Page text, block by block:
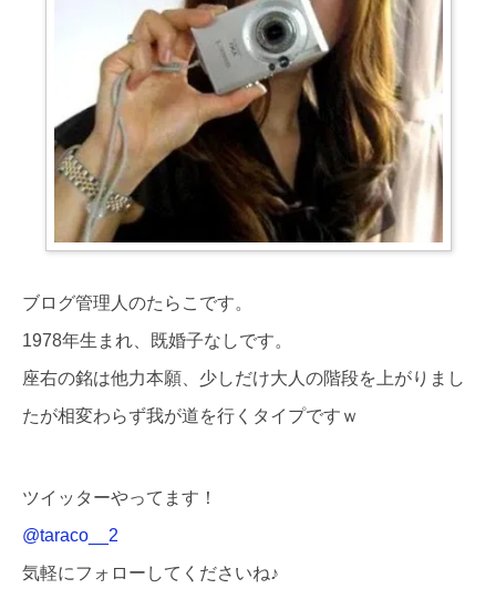
ブログ管理人のたらこです。
1978年生まれ、既婚子なしです。
座右の銘は他力本願、少しだけ大人の階段を上がりまし
たが相変わらず我が道を行くタイプですｗ
ツイッターやってます！
@taraco__2
気軽にフォローしてくださいね♪